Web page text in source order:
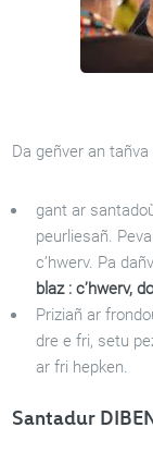
Da geñver an
gant ar
peurliesañ.
c’hwerv. Pa
blaz : c’hwerv,
Priziañ ar
dre e fri, setu
ar fri hepken.
Santadur